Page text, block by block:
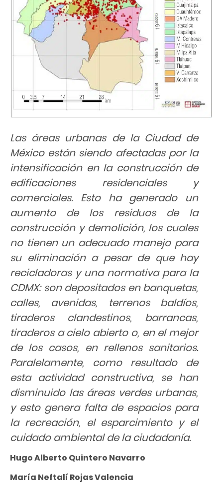
Las áreas urbanas de la Ciudad de
México están siendo afectadas por la
intensificación en la construcción de
edificaciones residenciales y
comerciales. Esto ha generado un
aumento de los residuos de la
construcción y demolición, los cuales
no tienen un adecuado manejo para
su eliminación a pesar de que hay
recicladoras y una normativa para la
CDMX: son depositados en banquetas,
calles, avenidas, terrenos baldíos,
tiraderos clandestinos, barrancas,
tiraderos a cielo abierto o, en el mejor
de los casos, en rellenos sanitarios.
Paralelamente, como resultado de
esta actividad constructiva, se han
disminuido las áreas verdes urbanas,
y esto genera falta de espacios para
la recreación, el esparcimiento y el
cuidado ambiental de la ciudadanía.
Hugo Alberto Quintero Navarro
María Neftalí Rojas Valencia